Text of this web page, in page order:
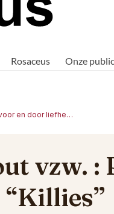
Rosaceus Onze
Betta Buggenhout vzw. : Praatvergadering voor en door liefhebbers van “Killies”
vzw.